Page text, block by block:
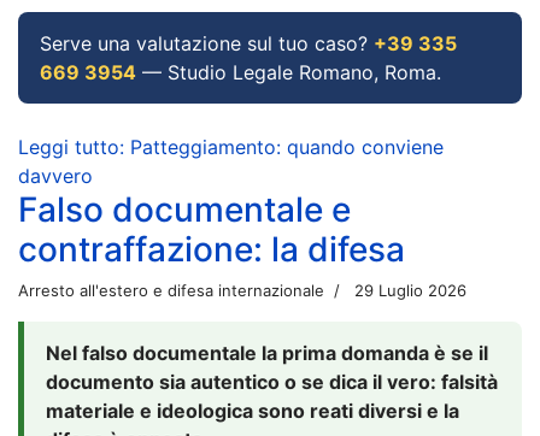
Serve una valutazione sul tuo caso? +39 335
669 3954 — Studio Legale Romano, Roma.
Leggi tutto: Patteggiamento: quando conviene
davvero
Falso documentale e
contraffazione: la difesa
Arresto all'estero e difesa internazionale 29 Luglio 2026
Nel falso documentale la prima domanda è se il
documento sia autentico o se dica il vero: falsità
materiale e ideologica sono reati diversi e la